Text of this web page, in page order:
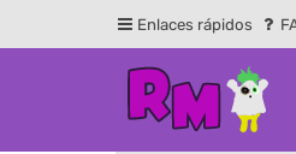
Enlaces rápidos